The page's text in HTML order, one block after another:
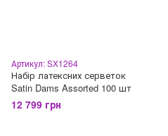
Артикул: SX1264
Набір латексних серветок
Satin Dams Assorted 100 шт
12 799 грн